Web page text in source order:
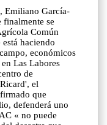
Emiliano García-
finalmente se
Común
haciendo
económicos
Las Labores
de
el
que
defenderá uno
« no puede